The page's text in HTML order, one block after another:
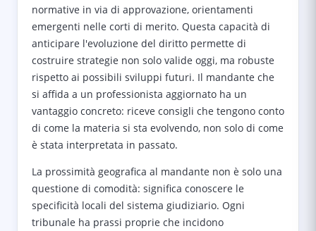
normative in via di approvazione, orientamenti
emergenti nelle corti di merito. Questa capacità di
anticipare l'evoluzione del diritto permette di
costruire strategie non solo valide oggi, ma robuste
rispetto ai possibili sviluppi futuri. Il mandante che
si affida a un professionista aggiornato ha un
vantaggio concreto: riceve consigli che tengono conto
di come la materia si sta evolvendo, non solo di come
è stata interpretata in passato.
La prossimità geografica al mandante non è solo una
questione di comodità: significa conoscere le
specificità locali del sistema giudiziario. Ogni
tribunale ha prassi proprie che incidono